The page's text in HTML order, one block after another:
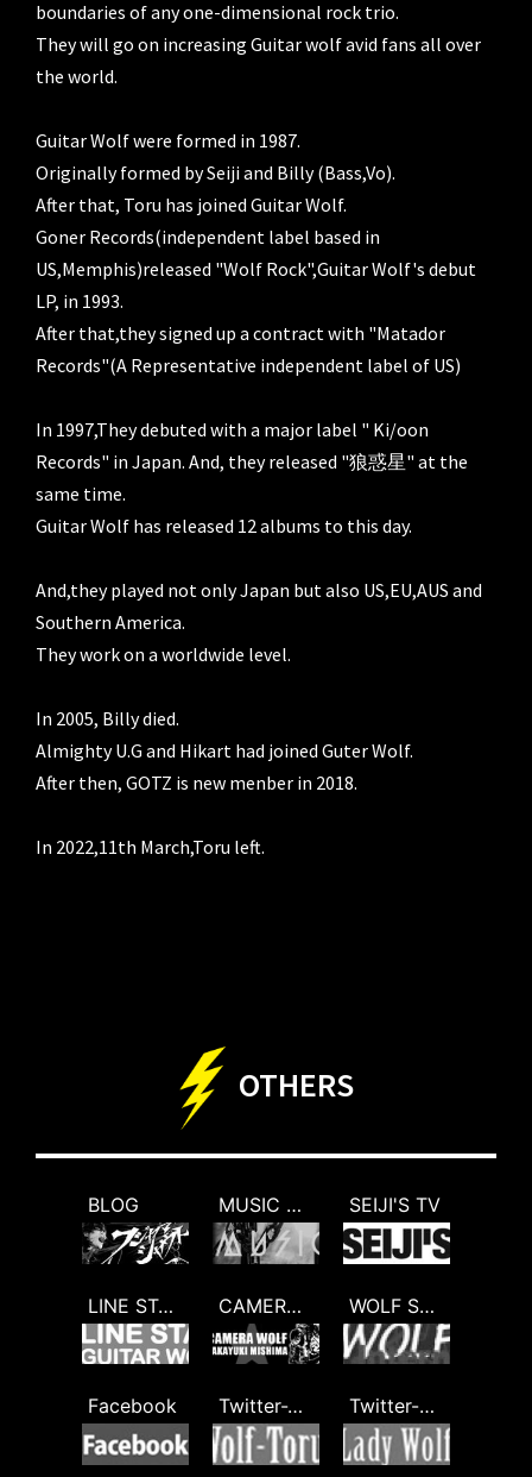
boundaries of any one-dimensional rock trio.
They will go on increasing Guitar wolf avid fans all over
the world.
Guitar Wolf were formed in 1987.
Originally formed by Seiji and Billy (Bass,Vo).
After that, Toru has joined Guitar Wolf.
Goner Records(independent label based in
US,Memphis)released "Wolf Rock",Guitar Wolf's debut
LP, in 1993.
After that,they signed up a contract with "Matador
Records"(A Representative independent label of US)
In 1997,They debuted with a major label " Ki/oon
Records" in Japan. And, they released "狼惑星" at the
same time.
Guitar Wolf has released 12 albums to this day.
And,they played not only Japan but also US,EU,AUS and
Southern America.
They work on a worldwide level.
In 2005, Billy died.
Almighty U.G and Hikart had joined Guter Wolf.
After then, GOTZ is new menber in 2018.
In 2022,11th March,Toru left.
OTHERS
BLOG MUSIC CLIP SEIJI'S TV
LINE STAMP CAMERA WOLF WOLF SHOP(USA)
Facebook Twitter-TORU Twitter-Lady Wolf